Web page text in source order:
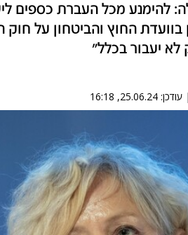
להימנע מכל העברת כספים
החוץ והביטחון על חוק
יעבור בכלל"
| עודכן: 25.06.24, 16:18